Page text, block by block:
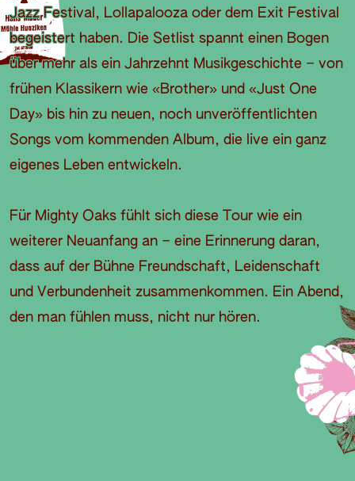
Jazz Festival, Lollapalooza oder dem Exit Festival
begeistert haben. Die Setlist spannt einen Bogen
über mehr als ein Jahrzehnt Musikgeschichte – von
frühen Klassikern wie «Brother» und «Just One
Day» bis hin zu neuen, noch unveröffentlichten
Songs vom kommenden Album, die live ein ganz
eigenes Leben entwickeln.
Für Mighty Oaks fühlt sich diese Tour wie ein
weiterer Neuanfang an – eine Erinnerung daran,
dass auf der Bühne Freundschaft, Leidenschaft
und Verbundenheit zusammenkommen. Ein Abend,
den man fühlen muss, nicht nur hören.